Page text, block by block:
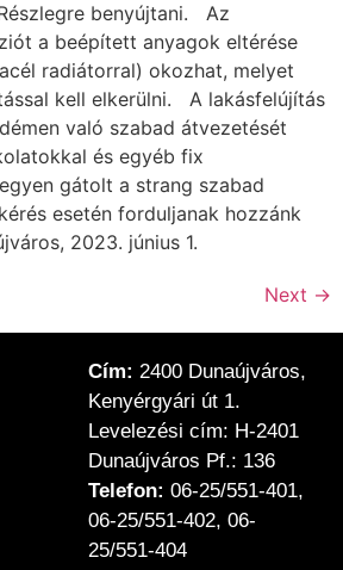
benyújtani. Az
a beépített anyagok eltérése
radiátorral) okozhat, melyet
kell elkerülni. A lakásfelújítás
való szabad átvezetését
és egyéb fix
gátolt a strang szabad
esetén forduljanak hozzánk
2023. június 1.
Next →
Cím: 2400 Dunaújváros,
Kenyérgyári út 1.
Levelezési cím: H-2401
Dunaújváros Pf.: 136
Telefon: 06-25/551-401,
06-25/551-402, 06-
25/551-404